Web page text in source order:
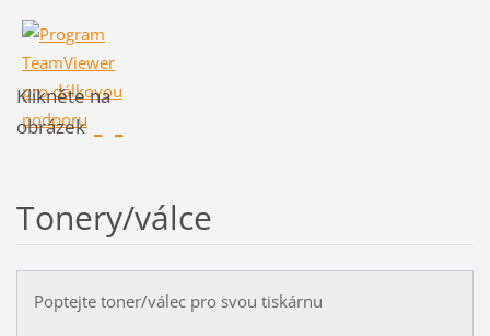
Klikněte na
obrázek
Tonery/válce
Poptejte toner/válec pro svou tiskárnu